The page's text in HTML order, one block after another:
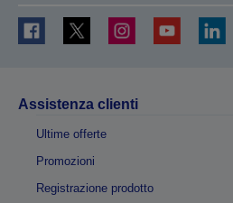
Assistenza clienti
Ultime offerte
Promozioni
Registrazione prodotto